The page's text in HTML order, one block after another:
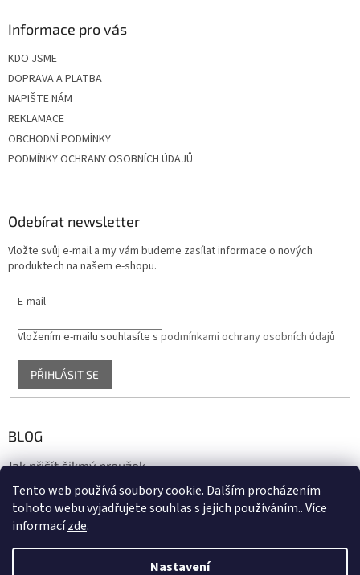
Tento web používá soubory cookie. Dalším procházením
tohoto webu vyjadřujete souhlas s jejich používáním.. Více
informacízde.
Nastavení
Informace pro vás
KDO JSME
DOPRAVA A PLATBA
NAPIŠTE NÁM
REKLAMACE
OBCHODNÍ PODMÍNKY
PODMÍNKY OCHRANY OSOBNÍCH ÚDAJŮ
Odebírat newsletter
Vložte svůj e-mail a my vám budeme zasílat informace o nových
produktech na našem e-shopu.
E-mail
Vložením e-mailu souhlasíte s podmínkami ochrany osobních údajů
PŘIHLÁSIT SE
BLOG
Jak přišít šikmý proužek
17.10.2020